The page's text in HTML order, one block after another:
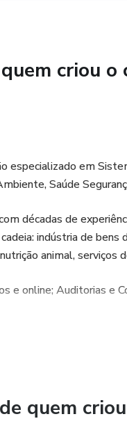
criou o
especializado em
Saúde
décadas de
indústria de
animal, serviços
e online; Auditorias e
quem